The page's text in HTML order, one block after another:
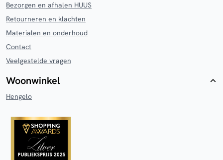
Bezorgen en afhalen HUUS
Retourneren en klachten
Materialen en onderhoud
Contact
Veelgestelde vragen
Woonwinkel
Hengelo